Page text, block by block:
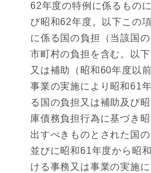
62年度の特例に係るもの
び昭和62年度。以下この
に係る国の負担（当該国
市町村の負担を含む。以
又は補助（昭和60年度以
事業の実施により昭和61
る国の負担又は補助及び
庫債務負担行為に基づき
出すべきものとされた国
並びに昭和61年度から昭
ける事務又は事業の実施